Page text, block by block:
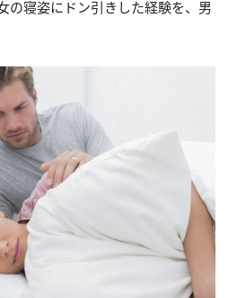
の寝姿にドン引きした経験を、男